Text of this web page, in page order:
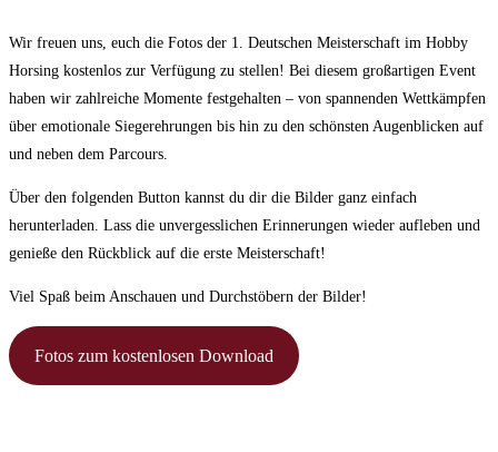
Wir freuen uns, euch die Fotos der 1. Deutschen Meisterschaft im Hobby
Horsing kostenlos zur Verfügung zu stellen! Bei diesem großartigen Event
haben wir zahlreiche Momente festgehalten – von spannenden Wettkämpfen
über emotionale Siegerehrungen bis hin zu den schönsten Augenblicken auf
und neben dem Parcours.
Über den folgenden Button kannst du dir die Bilder ganz einfach
herunterladen. Lass die unvergesslichen Erinnerungen wieder aufleben und
genieße den Rückblick auf die erste Meisterschaft!
Viel Spaß beim Anschauen und Durchstöbern der Bilder!
Fotos zum kostenlosen Download